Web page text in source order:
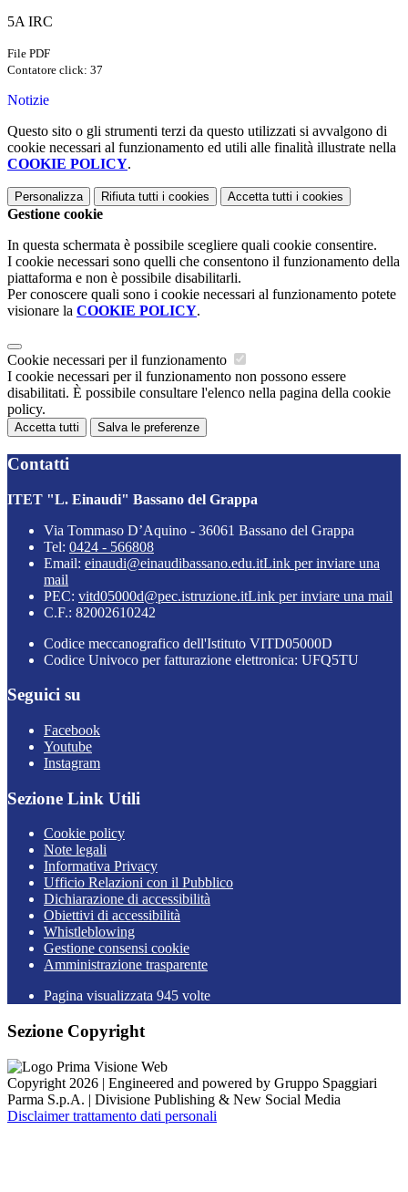
5A IRC
File PDF
Contatore click: 37
Notizie
Questo sito o gli strumenti terzi da questo utilizzati si avvalgono di
cookie necessari al funzionamento ed utili alle finalità illustrate nella
COOKIE POLICY.
Personalizza Rifiuta tutti i cookies Accetta tutti i cookies
Gestione cookie
In questa schermata è possibile scegliere quali cookie consentire.
I cookie necessari sono quelli che consentono il funzionamento della
piattaforma e non è possibile disabilitarli.
Per conoscere quali sono i cookie necessari al funzionamento potete
visionare la COOKIE POLICY.
Cookie necessari per il funzionamento
I cookie necessari per il funzionamento non possono essere
disabilitati. È possibile consultare l'elenco nella pagina della cookie
policy.
Accetta tutti Salva le preferenze
Contatti
ITET "L. Einaudi" Bassano del Grappa
Via Tommaso D’Aquino - 36061 Bassano del Grappa
Tel: 0424 - 566808
Email: einaudi@einaudibassano.edu.itLink per inviare una
mail
PEC: vitd05000d@pec.istruzione.itLink per inviare una mail
C.F.: 82002610242
Codice meccanografico dell'Istituto VITD05000D
Codice Univoco per fatturazione elettronica: UFQ5TU
Seguici su
Facebook
Youtube
Instagram
Sezione Link Utili
Cookie policy
Note legali
Informativa Privacy
Ufficio Relazioni con il Pubblico
Dichiarazione di accessibilità
Obiettivi di accessibilità
Whistleblowing
Gestione consensi cookie
Amministrazione trasparente
Pagina visualizzata 945 volte
Sezione Copyright
Copyright 2026 | Engineered and powered by Gruppo Spaggiari
Parma S.p.A. | Divisione Publishing & New Social Media
Disclaimer trattamento dati personali